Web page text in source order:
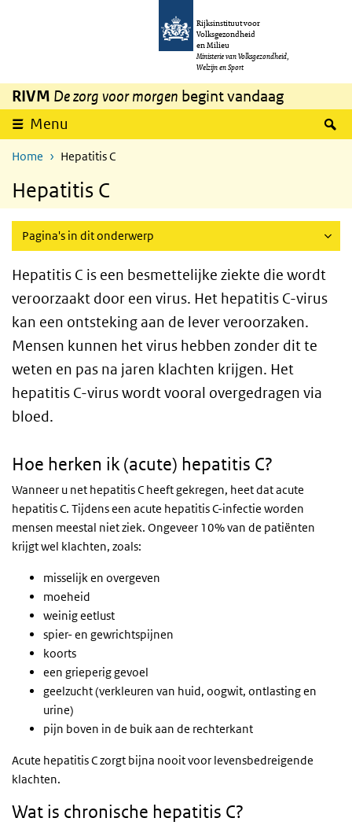
Overslaan en naar de inhoud gaan
Rijksinstituut voor
Volksgezondheid
en Milieu
Ministerie van Volksgezondheid,
Welzijn en Sport
RIVM De zorg voor morgen begint vandaag
Menu
Home Hepatitis C
Hepatitis C
Pagina's in dit onderwerp
Hepatitis C is een besmettelijke ziekte die wordt
veroorzaakt door een virus. Het hepatitis C-virus
kan een ontsteking aan de lever veroorzaken.
Mensen kunnen het virus hebben zonder dit te
weten en pas na jaren klachten krijgen. Het
hepatitis C-virus wordt vooral overgedragen via
bloed.
Hoe herken ik (acute) hepatitis C?
Wanneer u net hepatitis C heeft gekregen, heet dat acute
hepatitis C. Tijdens een acute hepatitis C-infectie worden
mensen meestal niet ziek. Ongeveer 10% van de patiënten
krijgt wel klachten, zoals:
misselijk en overgeven
moeheid
weinig eetlust
spier- en gewrichtspijnen
koorts
een grieperig gevoel
geelzucht (verkleuren van huid, oogwit, ontlasting en
urine)
pijn boven in de buik aan de rechterkant
Acute hepatitis C zorgt bijna nooit voor levensbedreigende
klachten.
Wat is chronische hepatitis C?